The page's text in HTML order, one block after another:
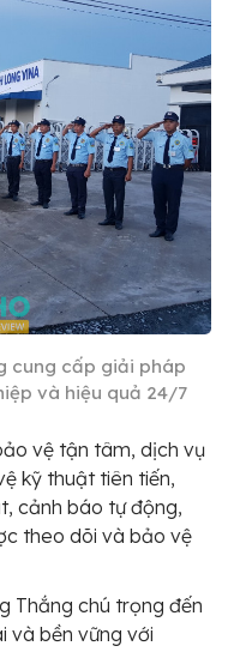
cung cấp giải pháp
và hiệu quả 24/7
vệ tận tâm, dịch vụ
kỹ thuật tiên tiến,
cảnh báo tự động,
theo dõi và bảo vệ
Thắng chú trọng đến
và bền vững với